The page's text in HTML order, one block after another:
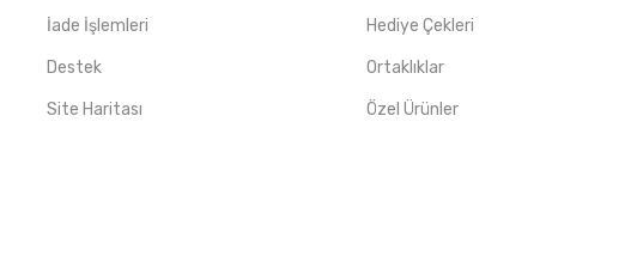
İade İşlemleri
Destek
Site Haritası
Hediye Çekleri
Ortaklıklar
Özel Ürünler